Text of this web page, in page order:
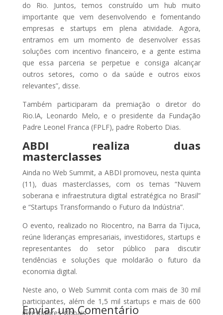
do Rio. Juntos, temos construído um hub muito
importante que vem desenvolvendo e fomentando
empresas e startups em plena atividade. Agora,
entramos em um momento de desenvolver essas
soluções com incentivo financeiro, e a gente estima
que essa parceria se perpetue e consiga alcançar
outros setores, como o da saúde e outros eixos
relevantes”, disse.
Também participaram da premiação o diretor do
Rio.IA, Leonardo Melo, e o presidente da Fundação
Padre Leonel Franca (FPLF), padre Roberto Dias.
ABDI realiza duas
masterclasses
Ainda no Web Summit, a ABDI promoveu, nesta quinta
(11), duas masterclasses, com os temas “Nuvem
soberana e infraestrutura digital estratégica no Brasil”
e “Startups Transformando o Futuro da Indústria”.
O evento, realizado no Riocentro, na Barra da Tijuca,
reúne lideranças empresariais, investidores, startups e
representantes do setor público para discutir
tendências e soluções que moldarão o futuro da
economia digital.
Neste ano, o Web Summit conta com mais de 30 mil
participantes, além de 1,5 mil startups e mais de 600
investidores globais
Enviar um Comentário